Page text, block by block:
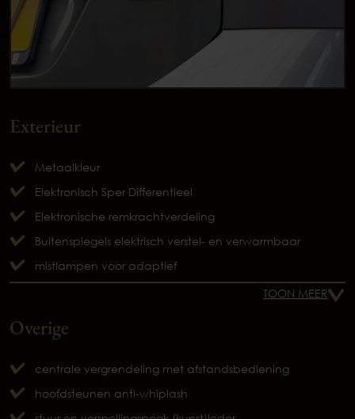
Exterieur
Metaalkleur
Elektronisch Sper Differentieel
Elektronische remkrachtverdeling
Buitenspiegels elektrisch verstel- en verwarmbaar
mistlampen voor adaptief
TOON MEER
Overige
centrale vergrendeling met afstandsbediening
hoofdsteunen anti-whiplash